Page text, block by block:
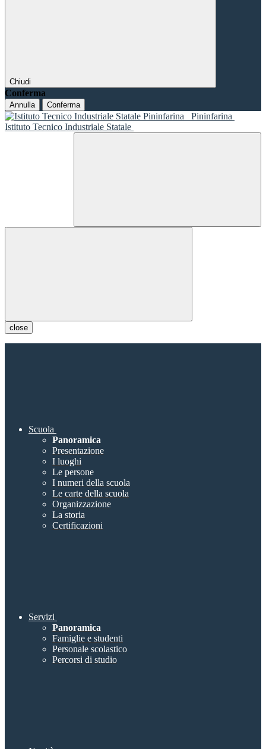
Chiudi
Conferma
Annulla Conferma
Pininfarina
Istituto Tecnico Industriale Statale
close
Scuola
Panoramica
Presentazione
I luoghi
Le persone
I numeri della scuola
Le carte della scuola
Organizzazione
La storia
Certificazioni
Servizi
Panoramica
Famiglie e studenti
Personale scolastico
Percorsi di studio